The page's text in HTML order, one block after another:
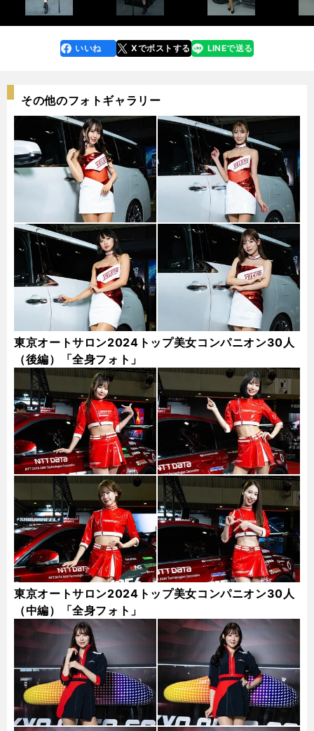
faceboo
k
いいね Xでポストする
line LINEで送る
その他のフォトギャラリー
東京オートサロン2024トップ美女コンパニオン30人
（後編）「全身フォト」
東京オートサロン2024トップ美女コンパニオン30人
（中編）「全身フォト」